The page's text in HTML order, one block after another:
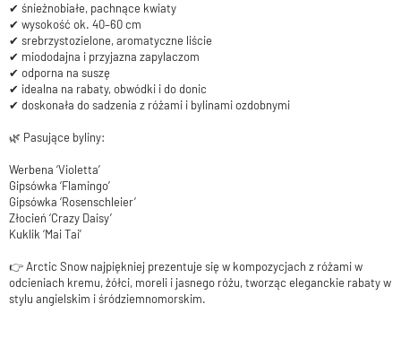
✔ śnieżnobiałe, pachnące kwiaty
✔ wysokość ok. 40–60 cm
✔ srebrzystozielone, aromatyczne liście
✔ miododajna i przyjazna zapylaczom
✔ odporna na suszę
✔ idealna na rabaty, obwódki i do donic
✔ doskonała do sadzenia z różami i bylinami ozdobnymi
🌿 Pasujące byliny:
Werbena ‘Violetta’
Gipsówka ‘Flamingo’
Gipsówka ‘Rosenschleier’
Złocień ‘Crazy Daisy’
Kuklik ‘Mai Tai’
👉 Arctic Snow najpiękniej prezentuje się w kompozycjach z różami w
odcieniach kremu, żółci, moreli i jasnego różu, tworząc eleganckie rabaty w
stylu angielskim i śródziemnomorskim.